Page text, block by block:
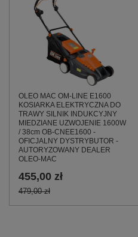
OLEO MAC OM-LINE E1600
KOSIARKA ELEKTRYCZNA DO
TRAWY SILNIK INDUKCYJNY
MIEDZIANE UZWOJENIE 1600W
/ 38cm OB-CNEE1600 -
OFICJALNY DYSTRYBUTOR -
AUTORYZOWANY DEALER
OLEO-MAC
455,00 zł
479,00 zł